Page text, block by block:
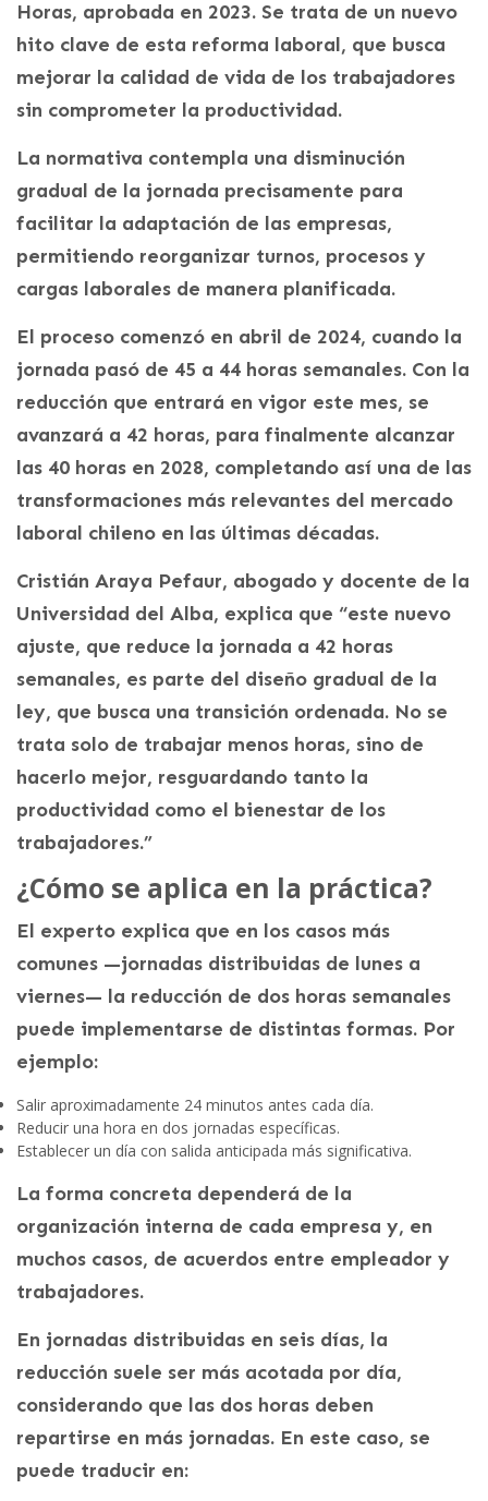
Horas, aprobada en 2023. Se trata de un nuevo
hito clave de esta reforma laboral, que busca
mejorar la calidad de vida de los trabajadores
sin comprometer la productividad.
La normativa contempla una disminución
gradual de la jornada precisamente para
facilitar la adaptación de las empresas,
permitiendo reorganizar turnos, procesos y
cargas laborales de manera planificada.
El proceso comenzó en abril de 2024, cuando la
jornada pasó de 45 a 44 horas semanales. Con la
reducción que entrará en vigor este mes, se
avanzará a 42 horas, para finalmente alcanzar
las 40 horas en 2028, completando así una de las
transformaciones más relevantes del mercado
laboral chileno en las últimas décadas.
Cristián Araya Pefaur, abogado y docente de la
Universidad del Alba, explica que “este nuevo
ajuste, que reduce la jornada a 42 horas
semanales, es parte del diseño gradual de la
ley, que busca una transición ordenada. No se
trata solo de trabajar menos horas, sino de
hacerlo mejor, resguardando tanto la
productividad como el bienestar de los
trabajadores.”
¿Cómo se aplica en la práctica?
El experto explica que en los casos más
comunes —jornadas distribuidas de lunes a
viernes— la reducción de dos horas semanales
puede implementarse de distintas formas. Por
ejemplo:
Salir aproximadamente 24 minutos antes cada día.
Reducir una hora en dos jornadas específicas.
Establecer un día con salida anticipada más significativa.
La forma concreta dependerá de la
organización interna de cada empresa y, en
muchos casos, de acuerdos entre empleador y
trabajadores.
En jornadas distribuidas en seis días, la
reducción suele ser más acotada por día,
considerando que las dos horas deben
repartirse en más jornadas. En este caso, se
puede traducir en: